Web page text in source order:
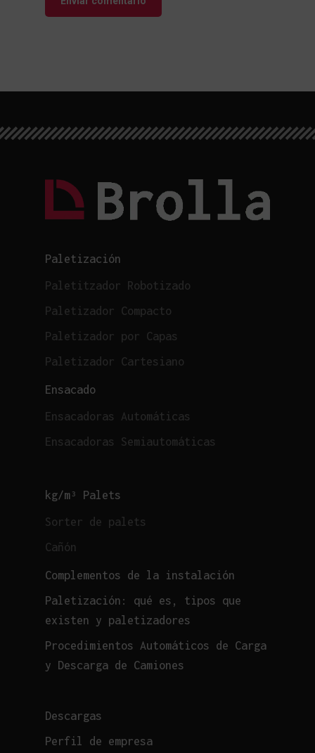
Paletización
Paletitzador Robotizado
Paletizador Compacto
Paletizador por Capas
Paletizador Cartesiano
Ensacado
Ensacadoras Automáticas
Ensacadoras Semiautomáticas
kg/m³ Palets
Sorter de palets
Cañón
Complementos de la instalación
Paletización: qué es, tipos que
existen y paletizadores
Procedimientos Automáticos de Carga
y Descarga de Camiones
Descargas
Perfil de empresa